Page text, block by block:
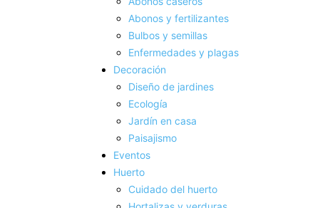
Abonos y fertilizantes
Bulbos y semillas
Enfermedades y plagas
Decoración
Diseño de jardines
Ecología
Jardín en casa
Paisajismo
Eventos
Huerto
Cuidado del huerto